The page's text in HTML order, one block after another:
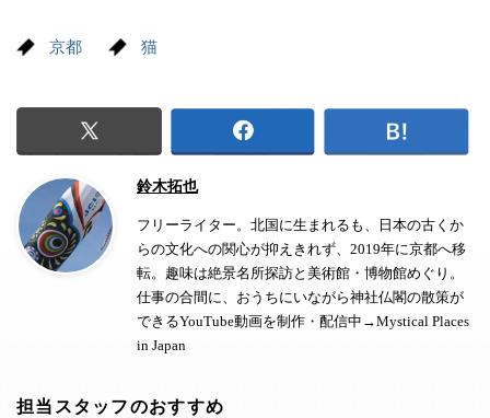
京都 猫
鈴木拓也
フリーライター。北国に生まれるも、日本の古くか
らの文化への関心が抑えきれず、2019年に京都へ移
転。趣味は絶景名所探訪と美術館・博物館めぐり。
仕事の合間に、おうちにいながら神社仏閣の散策が
できるYouTube動画を制作・配信中→Mystical Places
in Japan
担当スタッフのおすすめ